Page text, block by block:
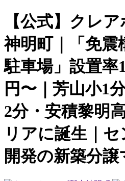
【公式】クレ
神明町｜「免震
駐車場」設置率
円〜｜芳山小1
2分・安積黎明
リアに誕生｜
開発の新築分